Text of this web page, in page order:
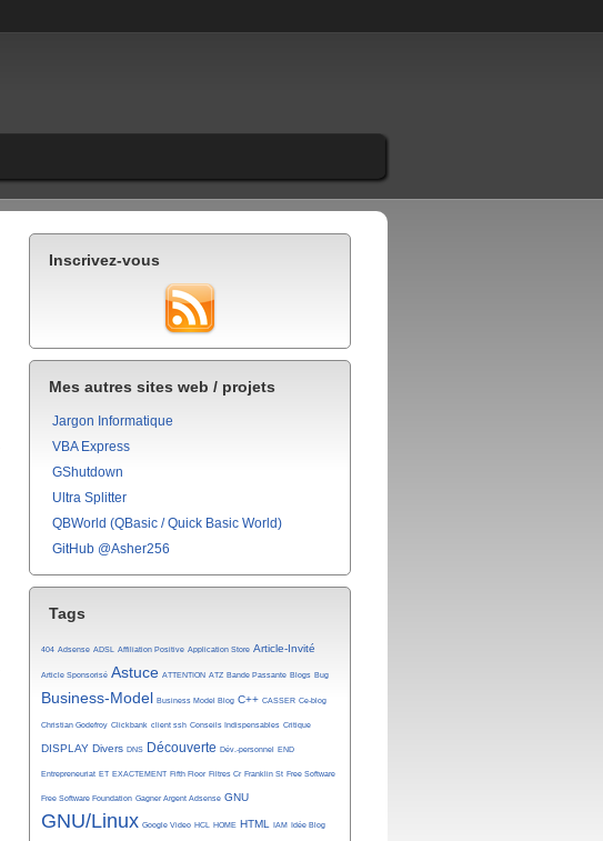
Inscrivez-vous
Mes autres sites web / projets
Jargon Informatique
VBA Express
GShutdown
Ultra Splitter
QBWorld (QBasic / Quick Basic World)
GitHub @Asher256
Tags
404 Adsense ADSL Affiliation Positive Application Store Article-Invité
Article Sponsorisé Astuce ATTENTION ATZ Bande Passante Blogs Bug
Business-Model Business Model Blog C++ CASSER Ce-blog
Christian Godefroy Clickbank client ssh Conseils Indispensables Critique
DISPLAY Divers DNS Découverte Dév.-personnel END
Entrepreneuriat ET EXACTEMENT Fifth Floor Filtres Cr Franklin St Free Software
Free Software Foundation Gagner Argent Adsense GNU
GNU/Linux Google Video HCL HOME HTML IAM Idée Blog